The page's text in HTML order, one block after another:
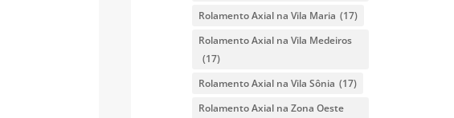
Rolamento Axial na Vila Maria (17)
Rolamento Axial na Vila Medeiros
(17)
Rolamento Axial na Vila Sônia (17)
Rolamento Axial na Zona Oeste